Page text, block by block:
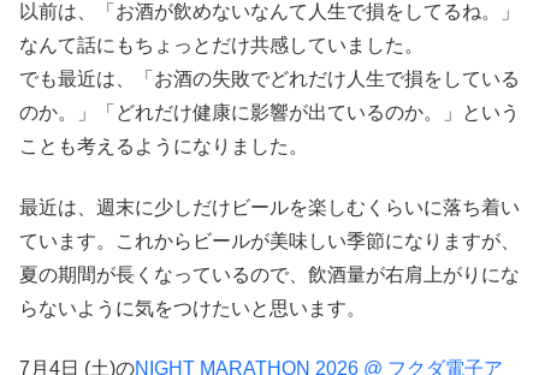
以前は、「お酒が飲めないなんて人生で損をしてるね。」
なんて話にもちょっとだけ共感していました。
でも最近は、「お酒の失敗でどれだけ人生で損をしている
のか。」「どれだけ健康に影響が出ているのか。」という
ことも考えるようになりました。
最近は、週末に少しだけビールを楽しむくらいに落ち着い
ています。これからビールが美味しい季節になりますが、
夏の期間が長くなっているので、飲酒量が右肩上がりにな
らないように気をつけたいと思います。
7月4日 (土)のNIGHT MARATHON 2026 @ フクダ電子ア